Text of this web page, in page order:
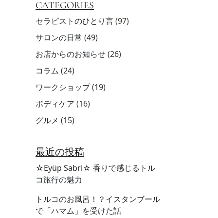
CATEGORIES
セラピストのひとり言(97)
サロンの日常 (49)
お店からのお知らせ(26)
コラム (24)
ワークショップ(19)
ボディケア (16)
グルメ (15)
最近の投稿
☆Eyüp Sabri☆ 香りで感じるトル
コ旅行の魅力
トルコのお風呂！？イスタンブール
で「ハマム」を受けた話